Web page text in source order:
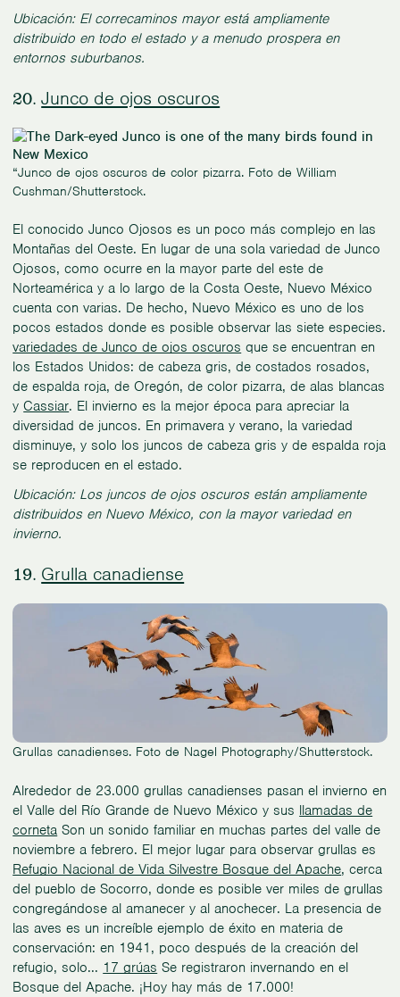
Ubicación: El correcaminos mayor está ampliamente
distribuido en todo el estado y a menudo prospera en
entornos suburbanos.
20.Junco de ojos oscuros
“Junco de ojos oscuros de color pizarra. Foto de William
Cushman/Shutterstock.
El conocido Junco Ojosos es un poco más complejo en las
Montañas del Oeste. En lugar de una sola variedad de Junco
Ojosos, como ocurre en la mayor parte del este de
Norteamérica y a lo largo de la Costa Oeste, Nuevo México
cuenta con varias. De hecho, Nuevo México es uno de los
pocos estados donde es posible observar las siete especies.
variedades de Junco de ojos oscuros que se encuentran en
los Estados Unidos: de cabeza gris, de costados rosados,
de espalda roja, de Oregón, de color pizarra, de alas blancas
yCassiar. El invierno es la mejor época para apreciar la
diversidad de juncos. En primavera y verano, la variedad
disminuye, y solo los juncos de cabeza gris y de espalda roja
se reproducen en el estado.
Ubicación: Los juncos de ojos oscuros están ampliamente
distribuidos en Nuevo México, con la mayor variedad en
invierno.
19. Grulla canadiense
Grullas canadienses. Foto de Nagel Photography/Shutterstock.
Alrededor de 23.000 grullas canadienses pasan el invierno en
el Valle del Río Grande de Nuevo México y sus llamadas de
corneta Son un sonido familiar en muchas partes del valle de
noviembre a febrero. El mejor lugar para observar grullas es
Refugio Nacional de Vida Silvestre Bosque del Apache, cerca
del pueblo de Socorro, donde es posible ver miles de grullas
congregándose al amanecer y al anochecer. La presencia de
las aves es un increíble ejemplo de éxito en materia de
conservación: en 1941, poco después de la creación del
refugio, solo... 17 grúas Se registraron invernando en el
Bosque del Apache. ¡Hoy hay más de 17.000!